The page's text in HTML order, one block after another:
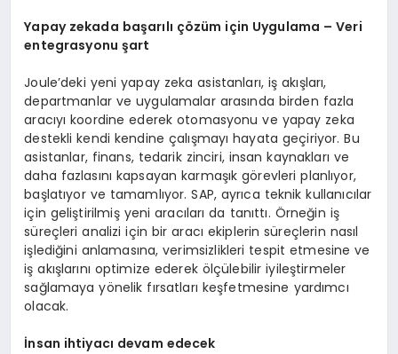
Yapay zekada başarılı çözüm için Uygulama – Veri
entegrasyonu şart
Joule’deki yeni yapay zeka asistanları, iş akışları,
departmanlar ve uygulamalar arasında birden fazla
aracıyı koordine ederek otomasyonu ve yapay zeka
destekli kendi kendine çalışmayı hayata geçiriyor. Bu
asistanlar, finans, tedarik zinciri, insan kaynakları ve
daha fazlasını kapsayan karmaşık görevleri planlıyor,
başlatıyor ve tamamlıyor. SAP, ayrıca teknik kullanıcılar
için geliştirilmiş yeni aracıları da tanıttı. Örneğin iş
süreçleri analizi için bir aracı ekiplerin süreçlerin nasıl
işlediğini anlamasına, verimsizlikleri tespit etmesine ve
iş akışlarını optimize ederek ölçülebilir iyileştirmeler
sağlamaya yönelik fırsatları keşfetmesine yardımcı
olacak.
İnsan ihtiyacı devam edecek